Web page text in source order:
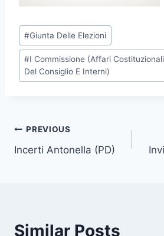
P
o
:
#Giunta Delle Elezioni
#I Commissione (Affari
Del Consiglio E Interni)
Post
navigation
PREVIOUS
Incerti Antonella (PD)
Similar Posts